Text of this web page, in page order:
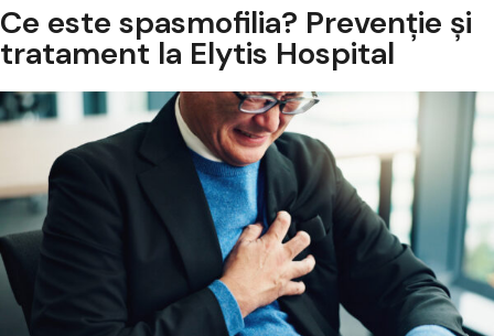
caz
de
Ce este spasmofilia? Prevenție și
tratament la Elytis Hospital